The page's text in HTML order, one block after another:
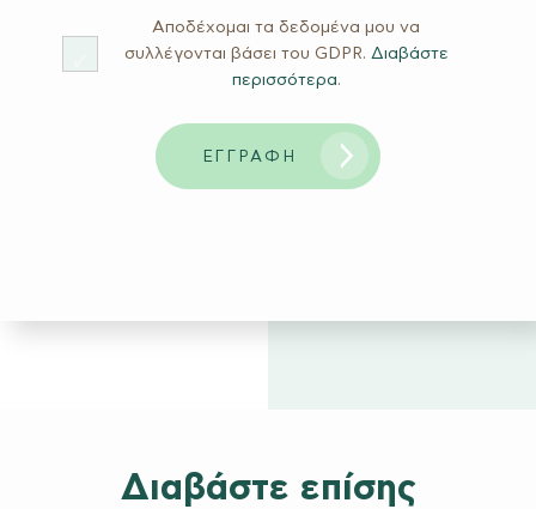
Αποδέχομαι τα δεδομένα μου να
συλλέγονται βάσει του GDPR. Διαβάστε
περισσότερα.
ΕΓΓΡΑΦΗ
Διαβάστε επίσης
του GDPR.
Διαβάστε περισσότερα.